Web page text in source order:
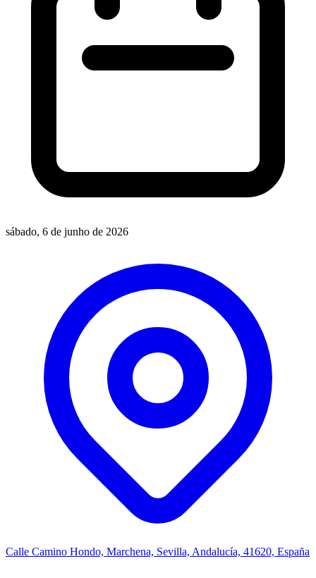
sábado, 6 de junho de 2026
Calle Camino Hondo, Marchena, Sevilla, Andalucía, 41620, España